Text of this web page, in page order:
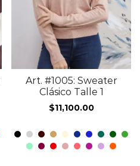
Art. #1005: Sweater
Clásico Talle 1
$11,100.00